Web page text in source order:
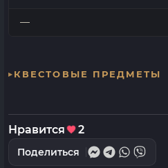
—
КВЕСТОВЫЕ ПРЕДМЕТЫ
Нравится 2
Поделиться